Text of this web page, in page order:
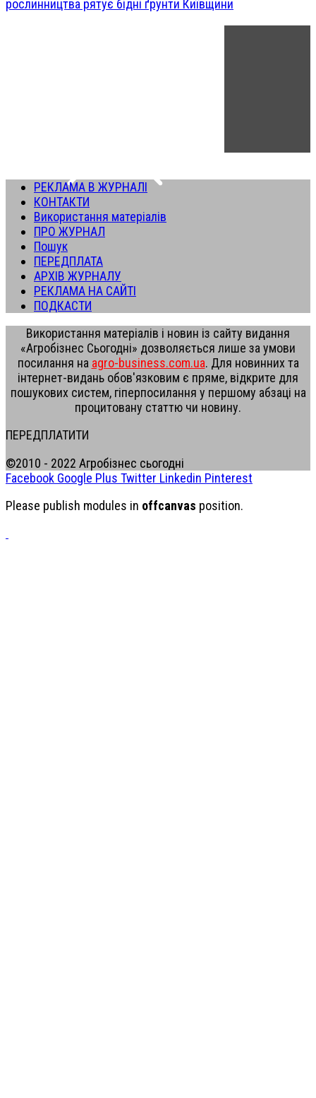
рослинництва рятує бідні ґрунти Київщини
РЕКЛАМА В ЖУРНАЛІ
КОНТАКТИ
Використання матеріалів
ПРО ЖУРНАЛ
Пошук
ПЕРЕДПЛАТА
АРХІВ ЖУРНАЛУ
РЕКЛАМА НА САЙТІ
ПОДКАСТИ
Використання матеріалів і новин із сайту видання
«Агробізнес Сьогодні» дозволяється лише за умови
посилання на agro-business.com.ua. Для новинних та
інтернет-видань обов'язковим є пряме, відкрите для
пошукових систем, гіперпосилання у першому абзаці на
процитовану статтю чи новину.
ПЕРЕДПЛАТИТИ
©2010 - 2022 Агробізнес сьогодні
Facebook Google Plus Twitter Linkedin Pinterest
Please publish modules in offcanvas position.